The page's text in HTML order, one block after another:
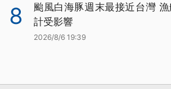
8
颱風白海豚週末最接近台灣
計受影響
2026/8/6 19:39